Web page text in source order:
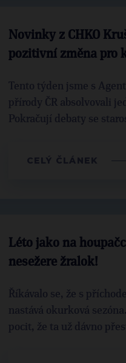
Novinky z CHKO
pozitivní změna pro
Tento týden jsme s
přírody ČR absolvovali
Pokračují debaty se
CELÝ ČLÁNEK
Léto jako na
nesežere žralok!
Říkávalo se, že s
nastává okurková
pocit, že ta už dávno